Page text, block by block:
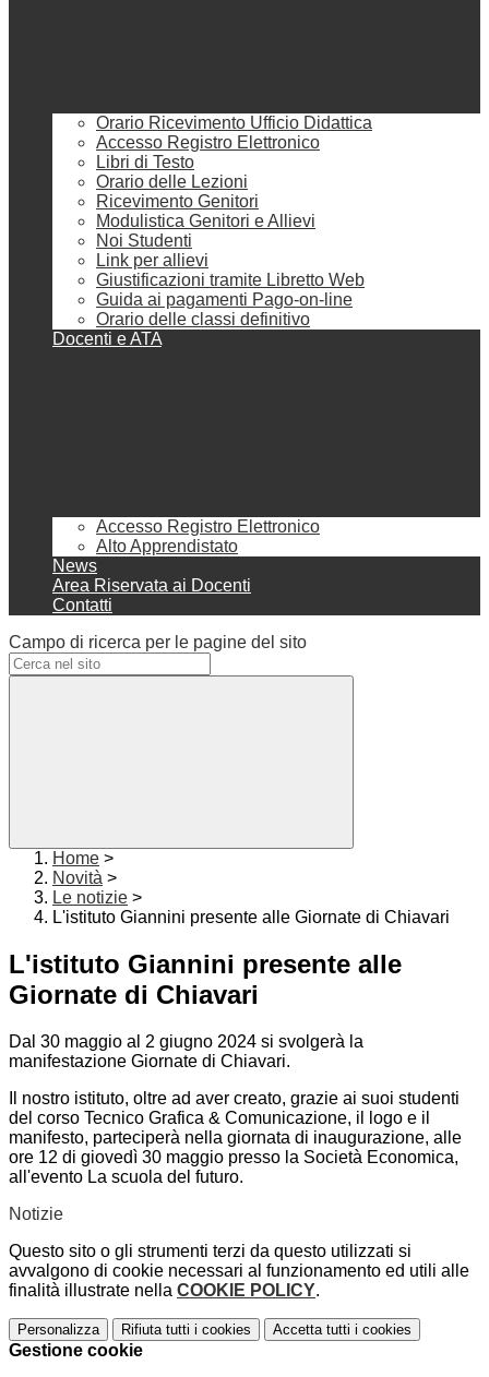
Orario Ricevimento Ufficio Didattica
Accesso Registro Elettronico
Libri di Testo
Orario delle Lezioni
Ricevimento Genitori
Modulistica Genitori e Allievi
Noi Studenti
Link per allievi
Giustificazioni tramite Libretto Web
Guida ai pagamenti Pago-on-line
Orario delle classi definitivo
Docenti e ATA
Accesso Registro Elettronico
Alto Apprendistato
News
Area Riservata ai Docenti
Contatti
Campo di ricerca per le pagine del sito
Home >
Novità >
Le notizie >
L'istituto Giannini presente alle Giornate di Chiavari
L'istituto Giannini presente alle
Giornate di Chiavari
Dal 30 maggio al 2 giugno 2024 si svolgerà la
manifestazione Giornate di Chiavari.
Il nostro istituto, oltre ad aver creato, grazie ai suoi studenti
del corso Tecnico Grafica & Comunicazione, il logo e il
manifesto, parteciperà nella giornata di inaugurazione, alle
ore 12 di giovedì 30 maggio presso la Società Economica,
all'evento La scuola del futuro.
Notizie
Questo sito o gli strumenti terzi da questo utilizzati si
avvalgono di cookie necessari al funzionamento ed utili alle
finalità illustrate nella COOKIE POLICY.
Personalizza Rifiuta tutti i cookies Accetta tutti i cookies
Gestione cookie